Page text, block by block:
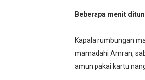
Beberapa menit
Kapala rumbungan
mamadahi Amran,
amun pakai kartu